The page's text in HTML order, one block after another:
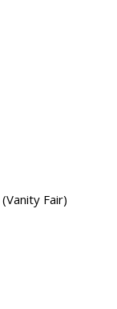
(Vanity Fair)